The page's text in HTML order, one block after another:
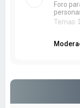
Foro
Temas: